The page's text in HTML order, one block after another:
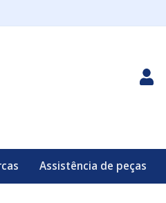
Assistência de peças